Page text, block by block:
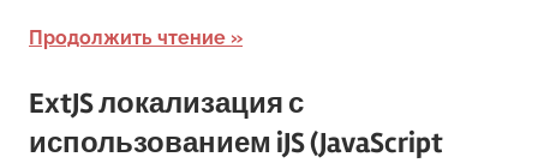
Продолжить чтение
ExtJS локализация с
использованием iJS (JavaScript